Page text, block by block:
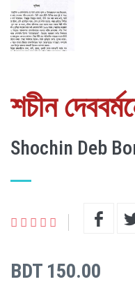
শচীন
Shochin Deb
BDT 150.00